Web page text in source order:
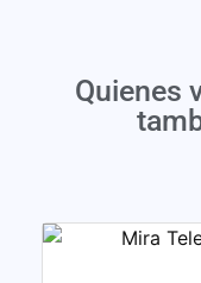
Quienes